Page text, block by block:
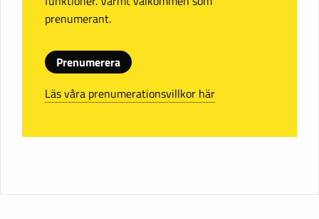
prenumerant.
Prenumerera
Läs våra prenumerationsvillkor här